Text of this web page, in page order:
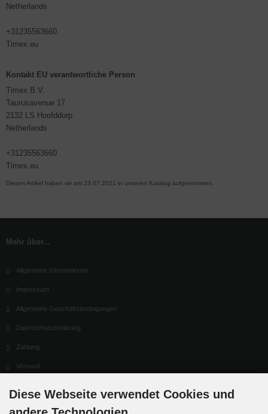
Netherlands
+31235563660
Timex.eu
Kontakt EU verantwortliche Person
Timex B.V.
Taurusavenue 17
2132 LS Hoofddorp
Netherlands
+31235563660
Timex.eu
Diesen Artikel haben wir am 23.07.2021 in unseren Katalog aufgenommen.
Mehr über...
Allgemeine Informationen
Impressum
Allgemeine Geschäftsbedingungen
Datenschutzerklärung
Zahlung
Versand
Diese Webseite verwendet Cookies und